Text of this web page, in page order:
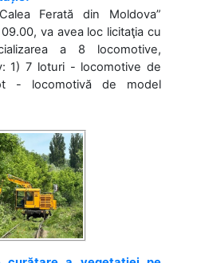
Ferată din Moldova”
va avea loc licitaţia cu
a 8 locomotive,
1) 7 loturi - locomotive de
- locomotivă de model